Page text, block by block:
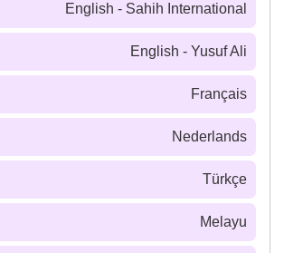
English - Sahih International
English - Yusuf Ali
Français
Nederlands
Türkçe
Melayu